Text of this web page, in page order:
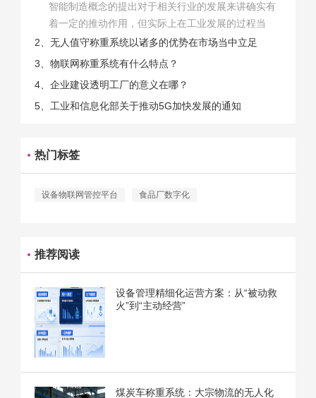
智能制造概念的提出对于相关行业的发展来讲确实有
着一定的推动作用，但实际上在工业发展的过程当
中，能够推动相关产业发展的具体结束是非常的多
的。那么为什么企业一定需要...
2、无人值守称重系统以诸多的优势在市场当中立足
3、物联网称重系统有什么特点？
4、企业建设透明工厂的意义在哪？
5、工业和信息化部关于推动5G加快发展的通知
热门标签
设备物联网管控平台 食品厂数字化
推荐阅读
设备管理精细化运营方案：从“被动救
火”到“主动经营”
煤炭车称重系统：大宗物流的无人化